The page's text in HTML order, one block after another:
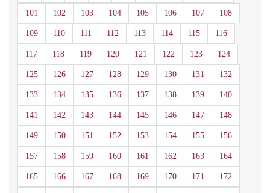
101 102 103 104 105 106 107 108
109 110 111 112 113 114 115 116
117 118 119 120 121 122 123 124
125 126 127 128 129 130 131 132
133 134 135 136 137 138 139 140
141 142 143 144 145 146 147 148
149 150 151 152 153 154 155 156
157 158 159 160 161 162 163 164
165 166 167 168 169 170 171 172